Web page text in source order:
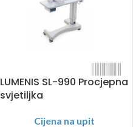
LUMENIS SL-990 Procjepna
svjetiljka
Cijena na upit